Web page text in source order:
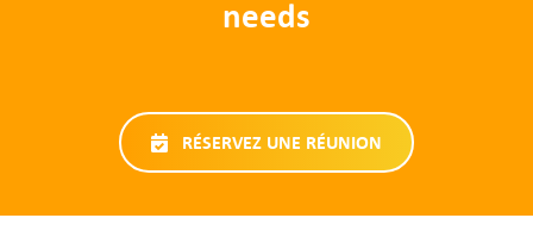
needs
RÉSERVEZ UNE RÉUNION